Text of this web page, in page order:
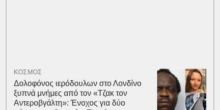
ΚΟΣΜΟΣ
Δολοφόνος ιερόδουλων στο Λονδίνο
ξυπνά μνήμες από τον «Τζακ τον
Αντεροβγάλτη»: Ένοχος για δύο